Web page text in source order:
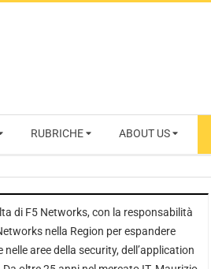
RUBRICHE ABOUT US
di F5 Networks, con la responsabilità
nella Region per espandere
aree della security, dell’application